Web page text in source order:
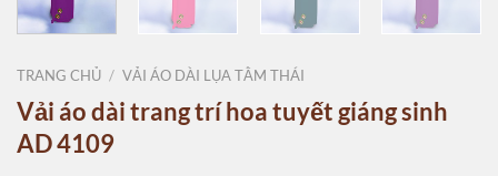
TRANG CHỦ / VẢI ÁO DÀI LỤA TẰM THÁI
Vải áo dài trang trí hoa tuyết giáng sinh
AD 4109